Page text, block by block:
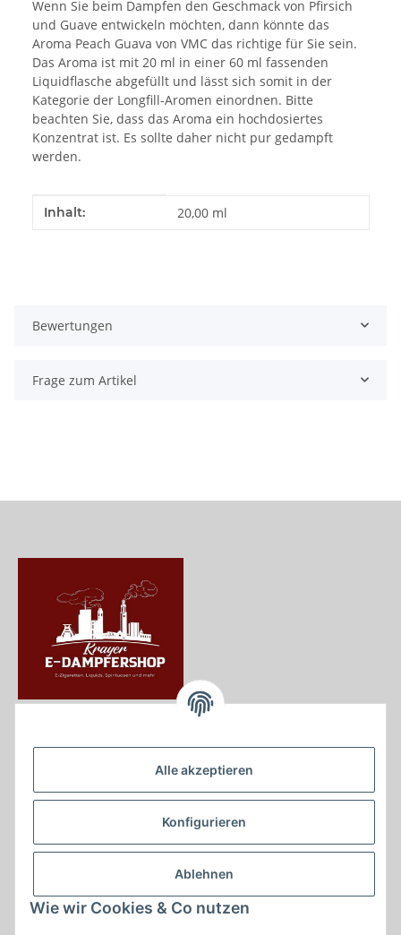
Alle akzeptieren
Konfigurieren
Ablehnen
Wie wir Cookies & Co nutzen
Wenn Sie beim Dampfen den Geschmack von Pfirsich
und Guave entwickeln möchten, dann könnte das
Aroma Peach Guava von VMC das richtige für Sie sein.
Das Aroma ist mit 20 ml in einer 60 ml fassenden
Liquidflasche abgefüllt und lässt sich somit in der
Kategorie der Longfill-Aromen einordnen. Bitte
beachten Sie, dass das Aroma ein hochdosiertes
Konzentrat ist. Es sollte daher nicht pur gedampft
werden.
Produkteigenschaft
Wert
Inhalt: 20,00 ml
Bewertungen
Frage zum Artikel
Krayerstraße 249
Tel.:0201555402
info@krayer-edampfer-shop.de
Gesetzliche Informationen
Informationen